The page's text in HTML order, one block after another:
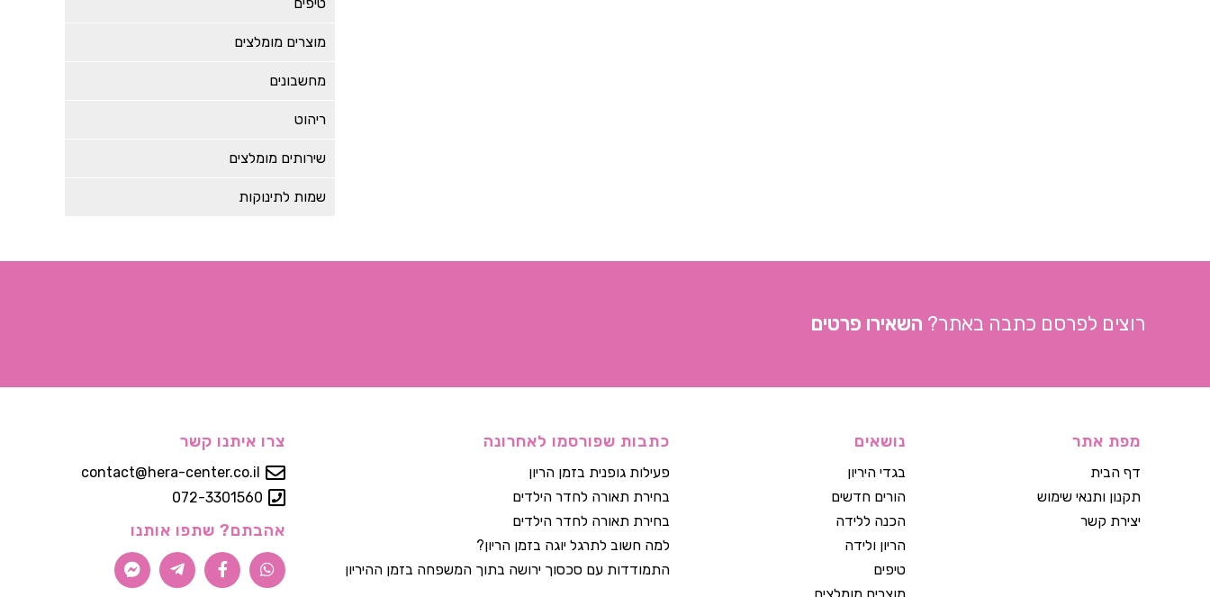
מוצרים מומלצים
מחשבונים
ריהוט
שירותים מומלצים
שמות לתינוקות
רוצים לפרסם כתבה באתר? השאירו פרטים
מפת אתר
דף הבית
תקנון ותנאי שימוש
יצירת קשר
נושאים
בגדי היריון
הורים חדשים
הכנה ללידה
הריון ולידה
טיפים
כתבות שפורסמו לאחרונה
פעילות גופנית בזמן הריון
בחירת תאורה לחדר הילדים
בחירת תאורה לחדר הילדים
למה חשוב לתרגל יוגה בזמן הריון?
התמודדות עם סכסוך ירושה בתוך המשפחה בזמן ההיריון
צרו איתנו קשר
contact@hera-center.co.il
072-3301560
אהבתם? שתפו אותנו